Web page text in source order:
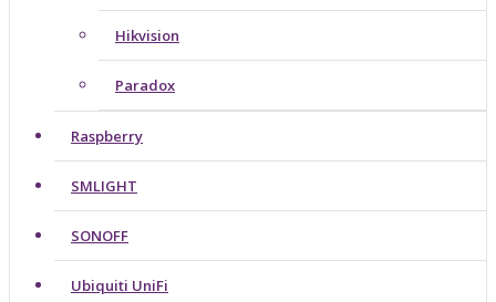
Hikvision
Paradox
Raspberry
SMLIGHT
SONOFF
Ubiquiti UniFi